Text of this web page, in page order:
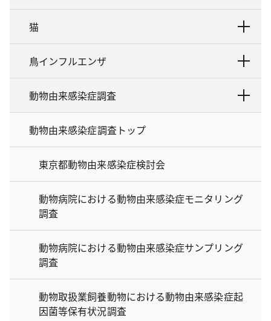
猫
鳥インフルエンザ
動物由来感染症調査
動物由来感染症調査トップ
東京都動物由来感染症検討会
動物病院における動物由来感染症モニタリング
調査
動物病院における動物由来感染症サンプリング
調査
動物取扱業飼養動物における動物由来感染症起
因菌等保有状況調査